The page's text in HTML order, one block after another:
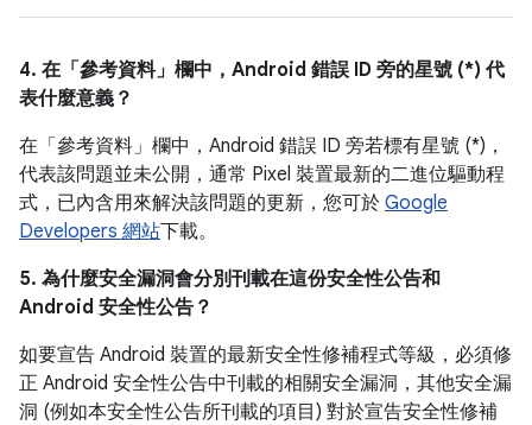
4. 在「參考資料」 欄中，Android 錯誤 ID 旁的星號 (*) 代
表什麼意義？
在「參考資料」 欄中，Android 錯誤 ID 旁若標有星號 (*)，
代表該問題並未公開，通常 Pixel 裝置最新的二進位驅動程
式，已內含用來解決該問題的更新，您可於 Google
Developers 網站下載。
5. 為什麼安全漏洞會分別刊載在這份安全性公告和
Android 安全性公告？
如要宣告 Android 裝置的最新安全性修補程式等級，必須修
正 Android 安全性公告中刊載的相關安全漏洞，其他安全漏
洞 (例如本安全性公告所刊載的項目) 對於宣告安全性修補